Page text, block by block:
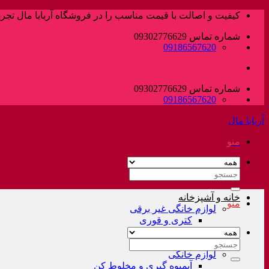
پرش
محتوا
کیفیت و اصالت با قیمت مناسب را در فروشگاه آربابا مال
شماره تماس 09302776629
09186567620
شماره تماس 09302776629
09186567620
آربابا مال
منو
جستجو
خانه و آشپزخانه
لوازم خانگی غیر برقی
کتری و قوری
لوازم خانگی
آبمیوه گیری و مخلوط کن
منو
جستجو
برای: